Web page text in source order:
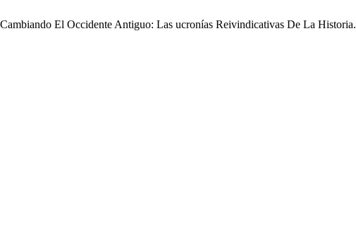
El Occidente Antiguo: Las ucronías Reivindicativas De La Historia.